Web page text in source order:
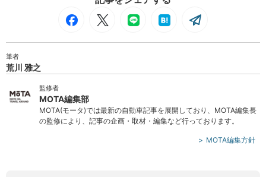
筆者
荒川 雅之
監修者
MOTA編集部
MOTA(モータ)では最新の自動車記事を展開しており、MOTA編集長
の監修により、記事の企画・取材・編集など行っております。
MOTA編集方針